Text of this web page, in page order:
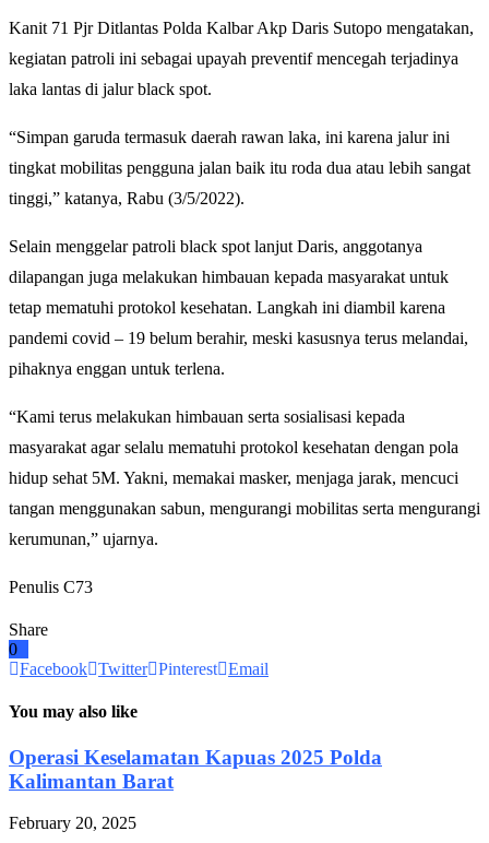
Kanit 71 Pjr Ditlantas Polda Kalbar Akp Daris Sutopo mengatakan,
kegiatan patroli ini sebagai upayah preventif mencegah terjadinya
laka lantas di jalur black spot.
“Simpan garuda termasuk daerah rawan laka, ini karena jalur ini
tingkat mobilitas pengguna jalan baik itu roda dua atau lebih sangat
tinggi,” katanya, Rabu (3/5/2022).
Selain menggelar patroli black spot lanjut Daris, anggotanya
dilapangan juga melakukan himbauan kepada masyarakat untuk
tetap mematuhi protokol kesehatan. Langkah ini diambil karena
pandemi covid – 19 belum berahir, meski kasusnya terus melandai,
pihaknya enggan untuk terlena.
“Kami terus melakukan himbauan serta sosialisasi kepada
masyarakat agar selalu mematuhi protokol kesehatan dengan pola
hidup sehat 5M. Yakni, memakai masker, menjaga jarak, mencuci
tangan menggunakan sabun, mengurangi mobilitas serta mengurangi
kerumunan,” ujarnya.
Penulis C73
Share
0
Facebook Twitter Pinterest Email
You may also like
Operasi Keselamatan Kapuas 2025 Polda
Kalimantan Barat
February 20, 2025